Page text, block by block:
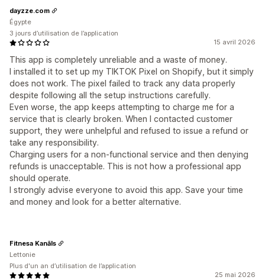
15 avril 2026
This app is completely unreliable and a waste of money.
I installed it to set up my TIKTOK Pixel on Shopify, but it simply
does not work. The pixel failed to track any data properly
despite following all the setup instructions carefully.
Even worse, the app keeps attempting to charge me for a
service that is clearly broken. When I contacted customer
support, they were unhelpful and refused to issue a refund or
take any responsibility.
Charging users for a non-functional service and then denying
refunds is unacceptable. This is not how a professional app
should operate.
I strongly advise everyone to avoid this app. Save your time
and money and look for a better alternative.
dayzze.com
Égypte
3 jours d’utilisation de l’application
25 mai 2026
Fitnesa Kanāls
Lettonie
Plus d'un an d’utilisation de l’application